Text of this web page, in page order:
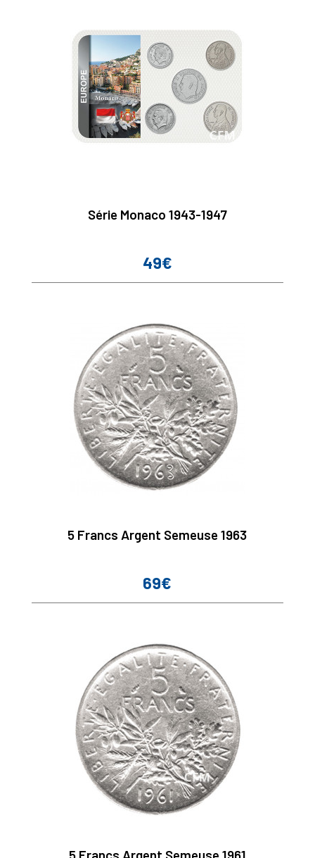
Série Monaco 1943-1947
Prix
49€
5 Francs Argent Semeuse 1963
Prix
69€
5 Francs Argent Semeuse 1961